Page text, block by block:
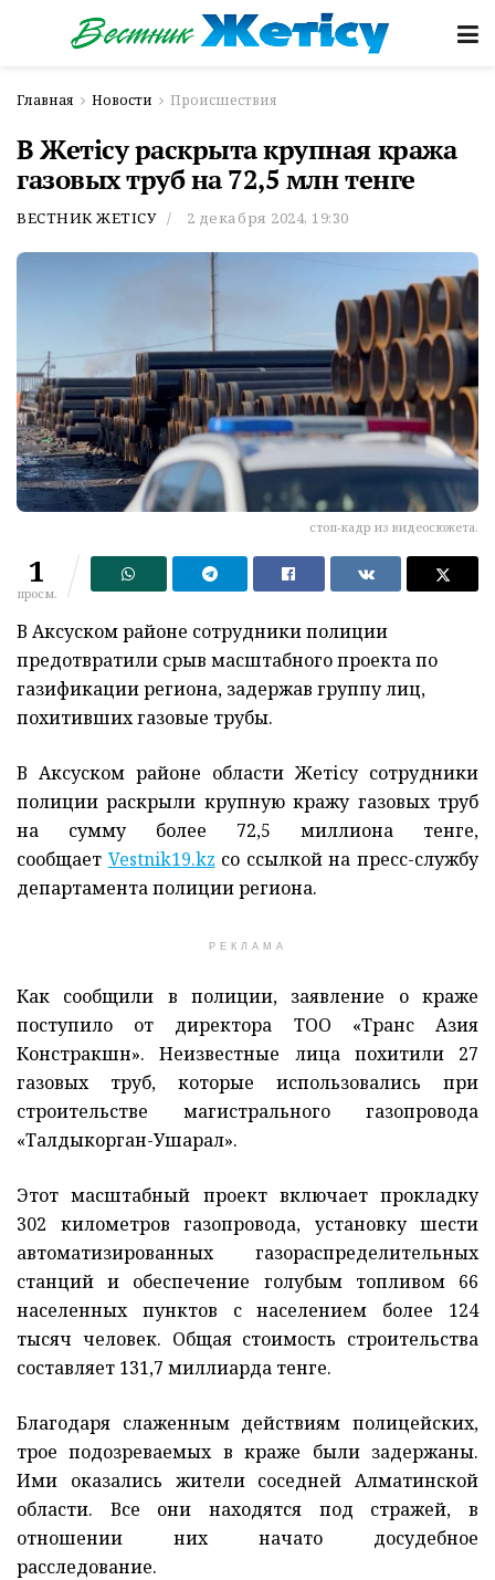
Главная Новости Происшествия
В Жетісу раскрыта крупная кража
газовых труб на 72,5 млн тенге
ВЕСТНИК ЖЕТІСУ 2 декабря 2024, 19:30
стоп-кадр из видеосюжета.
1
просм.
В Аксуском районе сотрудники полиции
предотвратили срыв масштабного проекта по
газификации региона, задержав группу лиц,
похитивших газовые трубы.
В Аксуском районе области Жетісу сотрудники
полиции раскрыли крупную кражу газовых труб
на сумму более 72,5 миллиона тенге,
сообщает Vestnik19.kz со ссылкой на пресс-службу
департамента полиции региона.
РЕКЛАМА
Как сообщили в полиции, заявление о краже
поступило от директора ТОО «Транс Азия
Констракшн». Неизвестные лица похитили 27
газовых труб, которые использовались при
строительстве магистрального газопровода
«Талдыкорган-Ушарал».
Этот масштабный проект включает прокладку
302 километров газопровода, установку шести
автоматизированных газораспределительных
станций и обеспечение голубым топливом 66
населенных пунктов с населением более 124
тысяч человек. Общая стоимость строительства
составляет 131,7 миллиарда тенге.
Благодаря слаженным действиям полицейских,
трое подозреваемых в краже были задержаны.
Ими оказались жители соседней Алматинской
области. Все они находятся под стражей, в
отношении них начато досудебное
расследование.